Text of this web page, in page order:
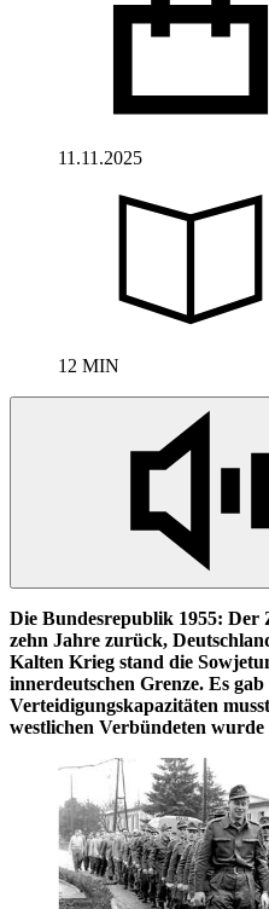
11.11.2025
12 MIN
Die Bundesrepublik 1955: Der
zehn Jahre zurück,
Kalten Krieg stand die
innerdeutschen Grenze. Es
Verteidigungskapazitäten
westlichen Verbündeten